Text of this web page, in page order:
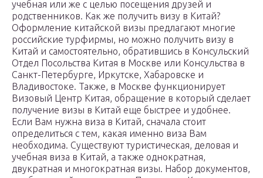
учебная или же с целью посещения друзей и
родственников. Как же получить визу в Китай?
Оформление китайской визы предлагают многие
российские турфирмы, но можно получить визу в
Китай и самостоятельно, обратившись в Консульский
Отдел Посольства Китая в Москве или Консульства в
Санкт-Петербурге, Иркутске, Хабаровске и
Владивостоке. Также, в Москве функционирует
Визовый Центр Китая, обращение в который сделает
получение визы в Китай еще быстрее и удобнее.
Если Вам нужна виза в Китай, сначала стоит
определиться с тем, какая именно виза Вам
необходима. Существуют туристическая, деловая и
учебная виза в Китай, а также однократная,
двукратная и многократная визы. Набор документов,